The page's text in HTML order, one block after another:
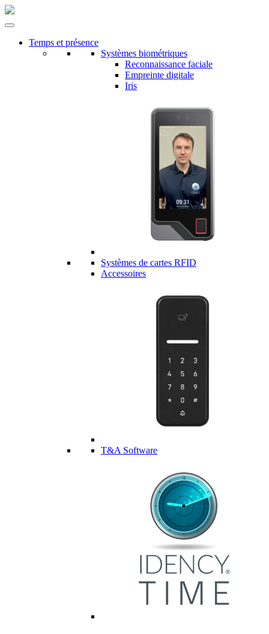
Temps et présence
Systèmes biométriques
Reconnaissance faciale
Empreinte digitale
Iris
Systèmes de cartes RFID
Accessoires
T&A Software